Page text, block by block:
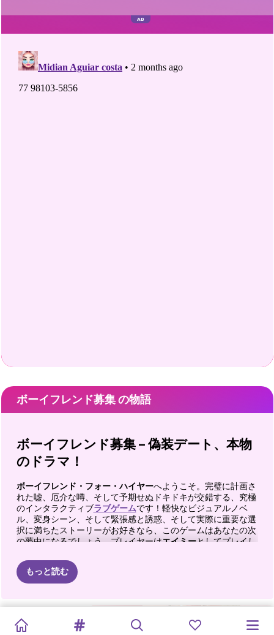
ボーイフレンド募集 の物語
ボーイフレンド募集 – 偽装デート、本物
のドラマ！
ボーイフレンド・フォー・ハイヤーへようこそ。完璧に計画さ
れた嘘、厄介な噂、そして予期せぬドキドキが交錯する、究極
のインタラクティブラブゲームです！軽快なビジュアルノベ
ル、変身シーン、そして緊張感と誘惑、そして実際に重要な選
択に満ちたストーリーがお好きなら、このゲームはあなたの次
の夢中になるでしょう。プレイヤーはエイミーとしてプレイし
験、そして際限なく要求してくる母親への好意に支えられてい
ます。しかし、母親からそろそろデートを始めなさいと迫ら
れ、エイミーはパニックに陥ります…そこで、学校に転校して
ます。彼は頭が良く、口が達者で、自信過剰。彼と付き合うの
は簡単なはずなのに。しかし、このビジネス契約は何もかもが
計画通りにはいきません。
もっと読む
カプチンダン
サーの初デー
デートへ
が初デートの
バレンタイン
デーのカップ
エリーとベン
のデートナイ
BFFデートフ
ァッション
エリーハイキ
ングデート
プリンセス